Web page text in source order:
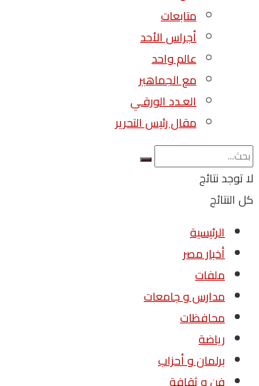
متابعات
أجراس الأحد
عالم واحد
مع الجماهير
العـدد الورقـي
مقال رئيس التحرير
لا توجد نتائج
كل النتائج
الرئيسية
أخبار مصر
ملفات
مدارس و جامعات
محافظات
رياضة
برلمان و أحزاب
فن و ثقافة